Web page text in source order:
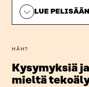
LUE
HÄH?
Kysymyksiä
mieltä